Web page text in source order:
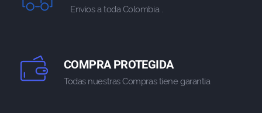
Envios a toda Colombia .
COMPRA PROTEGIDA
Todas nuestras Compras tiene garantia